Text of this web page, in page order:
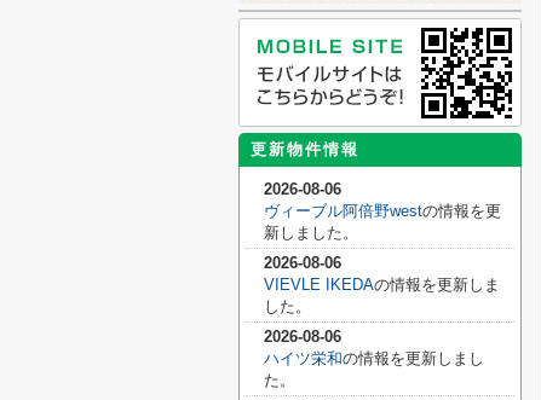
更新物件情報
2026-08-06
ヴィーブル阿倍野westの情報を更
新しました。
2026-08-06
VIEVLE IKEDAの情報を更新しま
した。
2026-08-06
ハイツ栄和の情報を更新しまし
た。